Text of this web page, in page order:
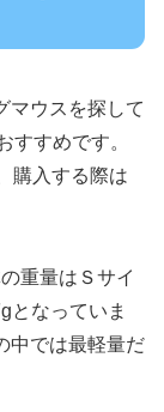
マウスを探して
すすめです。
購入する際は
重量はＳサイ
となっていま
中では最軽量だ